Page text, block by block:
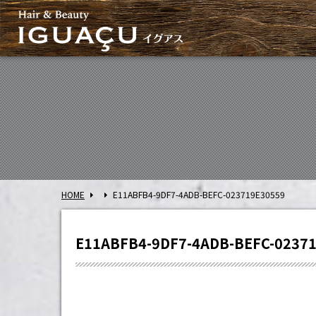
HOME E11ABFB4-9DF7-4ADB-BEFC-023719E30559
E11ABFB4-9DF7-4ADB-BEFC-